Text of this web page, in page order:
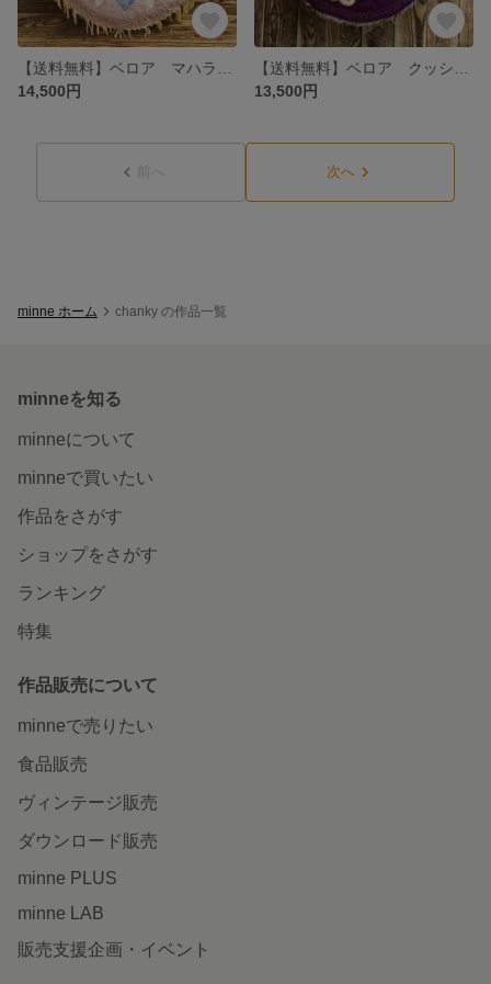
14,500円
13,500円
前へ 次へ
minne ホーム chanky の作品一覧
minneを知る
minneについて
minneで買いたい
作品をさがす
ショップをさがす
ランキング
特集
作品販売について
minneで売りたい
食品販売
ヴィンテージ販売
ダウンロード販売
minne PLUS
minne LAB
販売支援企画・イベント